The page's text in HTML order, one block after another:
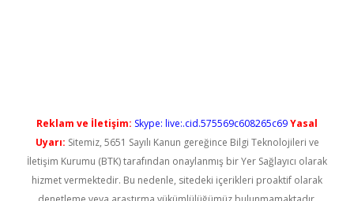
Reklam ve İletişim: Skype: live:.cid.575569c608265c69Yasal
Uyarı: Sitemiz, 5651 Sayılı Kanun gereğince Bilgi Teknolojileri ve
İletişim Kurumu (BTK) tarafından onaylanmış bir Yer Sağlayıcı olarak
hizmet vermektedir. Bu nedenle, sitedeki içerikleri proaktif olarak